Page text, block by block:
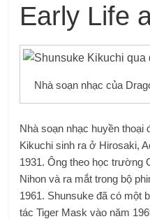
Early Life
Nhà soạn nhạc của
Nhà soạn nhạc huyền thoại
Kikuchi sinh ra ở Hirosaki,
1931. Ông theo học trường
Nihon và ra mắt trong bộ
1961. Shunsuke đã có một
tác Tiger Mask vào năm